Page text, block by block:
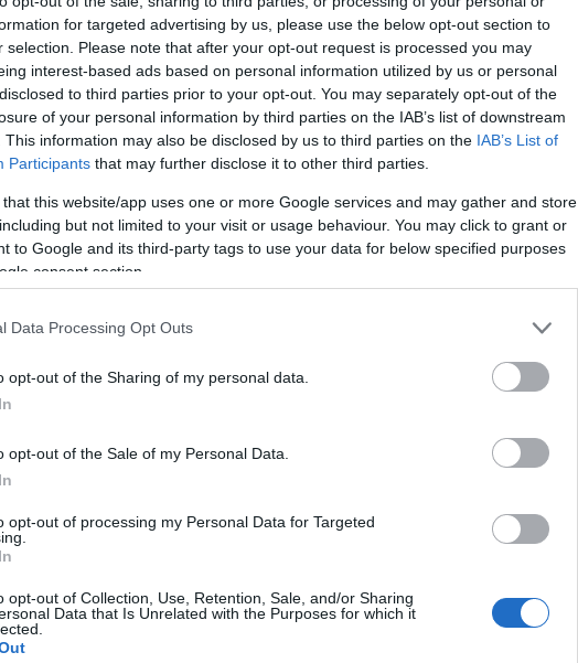
for targeted advertising by us, please use the below opt-out section to
selection. Please note that after your opt-out request is processed you may
interest-based ads based on personal information utilized by us or personal
to third parties prior to your opt-out. You may separately opt-out of the
of your personal information by third parties on the IAB’s list of downstream
This information may also be disclosed by us to third parties on the IAB’s List of
Participants that may further disclose it to other third parties.
that this website/app uses one or more Google services and may gather and store
but not limited to your visit or usage behaviour. You may click to grant or
to Google and its third-party tags to use your data for below specified purposes
consent section.
Data Processing Opt Outs
opt-out of the Sharing of my personal data.
opt-out of the Sale of my Personal Data.
opt-out of processing my Personal Data for Targeted
opt-out of Collection, Use, Retention, Sale, and/or Sharing
Data that Is Unrelated with the Purposes for which it
con il modello D18 che rappresenta un
D18 del 2022, ad esempio, è
dreadnought che garantisce un suono ricco
€, è dotato di corde nuove e un
pronta all’uso.
D28, un classico della Custom Shop del